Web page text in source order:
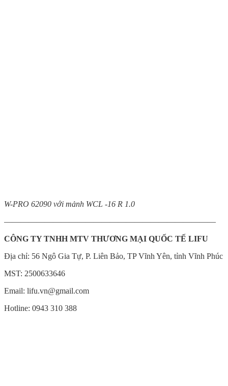
W-PRO 62090 với mảnh WCL -16 R 1.0
——————————————————————————
CÔNG TYTNHH MTV THƯƠNG MẠI QUỐC TẾ LIFU
Địa chỉ: 56 Ngô Gia Tự, P. Liên Bảo, TP Vĩnh Yên, tỉnh Vĩnh Phúc
MST: 2500633646
Email: lifu.vn@gmail.com
Hotline: 0943 310 388